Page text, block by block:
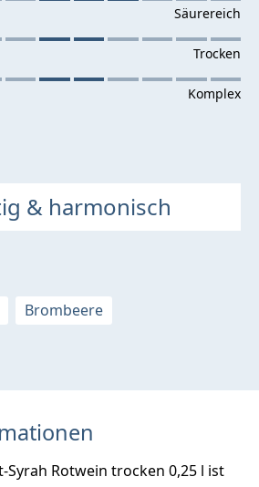
& harmonisch
Brombeere
Syrah Rotwein trocken 0,25 l ist